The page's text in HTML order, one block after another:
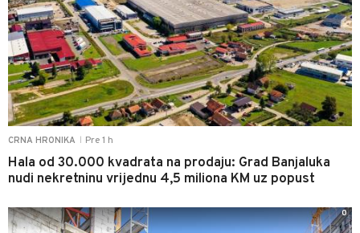
CRNA HRONIKA Pre 1 h
Hala od 30.000 kvadrata na prodaju: Grad Banjaluka
nudi nekretninu vrijednu 4,5 miliona KM uz popust
0